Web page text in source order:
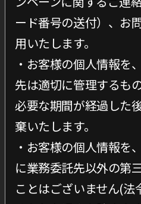
ード番号の送付）、お
用いたします。
・お客様の個人情報を
先は適切に管理するも
必要な期間が経過した
棄いたします。
・お客様の個人情報を
に業務委託先以外の第
ことはございません(